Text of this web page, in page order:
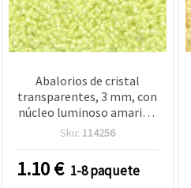
Abalorios de cristal
transparentes, 3 mm, con
núcleo luminoso amarillo
verdoso, 50 g – cuentas
y manualidades
Sku: 114256
1.10€ 1-8 paquete